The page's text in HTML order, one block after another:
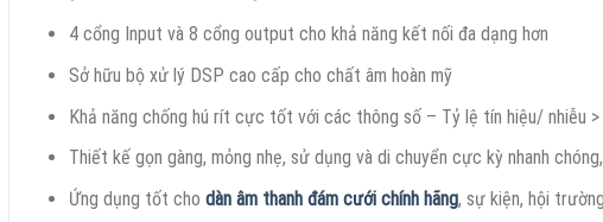
4 cổng Input và 8 cổng output cho khả năng kết nối đa dạng hơn
Sở hữu bộ xử lý DSP cao cấp cho chất âm hoàn mỹ
Khả năng chống hú rít cực tốt với các thông số – Tỷ lệ tín hiệu/ nhiễu >
Thiết kế gọn gàng, mỏng nhẹ, sử dụng và di chuyển cực kỳ nhanh
Ứng dụng tốt chodàn âm thanh đám cưới chính hãng, sự kiện, hội